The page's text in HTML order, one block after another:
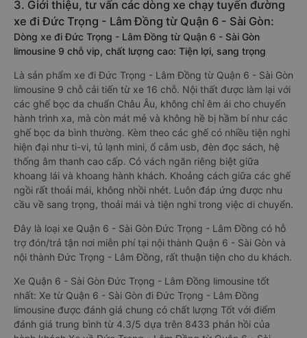
và hỗ trợ đổi trả vé miễn phí. Tổng đài tư vấn, đặt vé và đổi
trả vé miễn phí:1900 888684.
3. Giới thiệu, tư vấn các dòng xe chạy tuyến đường
xe đi Đức Trọng - Lâm Đồng từ Quận 6 - Sài Gòn:
Dòng xe đi Đức Trọng - Lâm Đồng từ Quận 6 - Sài Gòn
limousine 9 chỗ vip, chất lượng cao: Tiện lợi, sang trọng
Là sản phẩm xe đi Đức Trọng - Lâm Đồng từ Quận 6 - Sài Gòn
limousine 9 chỗ cải tiến từ xe 16 chỗ. Nội thất được làm lại với
các ghế bọc da chuẩn Châu Âu, không chỉ êm ái cho chuyến
hành trình xa, mà còn mát mẻ và không hề bị hầm bí như các
ghế bọc da bình thường. Kèm theo các ghế có nhiều tiện nghi
hiện đại như ti-vi, tủ lạnh mini, ổ cắm usb, đèn đọc sách, hệ
thống âm thanh cao cấp. Có vách ngăn riêng biệt giữa
khoang lái và khoang hành khách. Khoảng cách giữa các ghế
ngồi rất thoải mái, không nhồi nhét. Luôn đáp ứng được nhu
cầu về sang trọng, thoải mái và tiện nghi trong việc di chuyển.
Đây là loại xe Quận 6 - Sài Gòn Đức Trọng - Lâm Đồng có hỗ
trợ đón/trả tận nơi miễn phí tại nội thành Quận 6 - Sài Gòn và
nội thành Đức Trọng - Lâm Đồng, rất thuận tiện cho du khách.
Xe Quận 6 - Sài Gòn Đức Trọng - Lâm Đồng limousine tốt